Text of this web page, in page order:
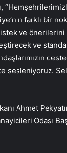
farklı bir
ve önerilerini
ve
sesleniyoruz.
Ahmet
Odası